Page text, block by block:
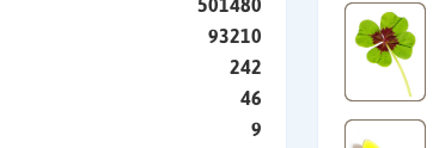
501480
93210
242
46
9